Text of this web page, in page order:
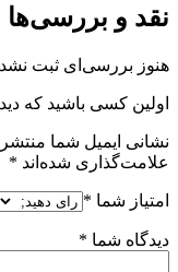
نقد و بررسی‌ها
هنوز بررسی‌ای ثبت
اولین کسی باشید که
نشانی ایمیل شما
علامت‌گذاری شده‌اند *
امتیاز شما *
دیدگاه شما *